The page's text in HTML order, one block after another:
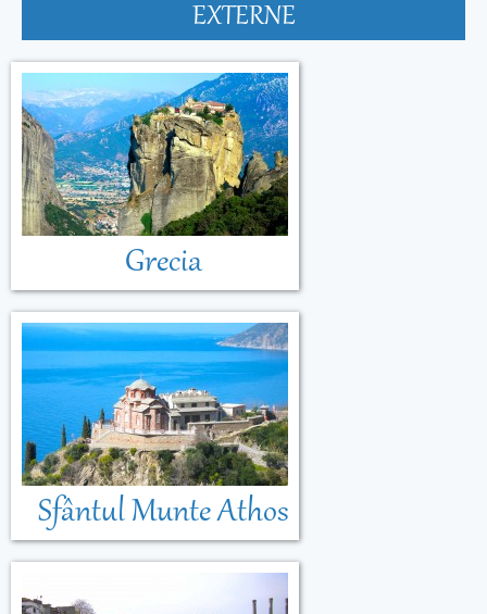
EXTERNE
Grecia
Sfântul Munte Athos